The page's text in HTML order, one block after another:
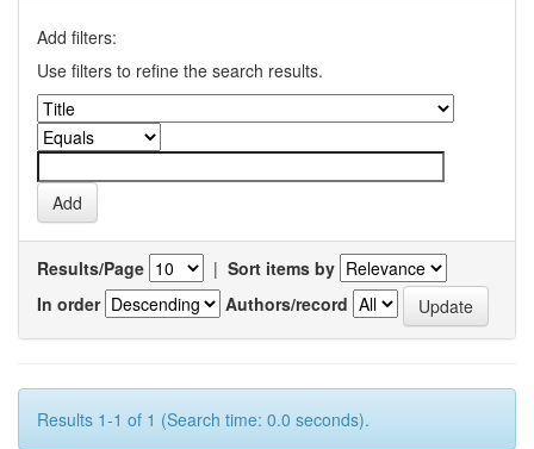
Add filters:
Use filters to refine the search results.
Results/Page | Sort items by
In order
Authors/record
Results 1-1 of 1 (Search time: 0.0 seconds).